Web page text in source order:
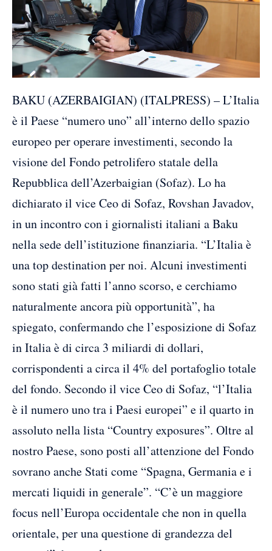
BAKU (AZERBAIGIAN) (ITALPRESS) – L’Italia
è il Paese “numero uno” all’interno dello spazio
europeo per operare investimenti, secondo la
visione del Fondo petrolifero statale della
Repubblica dell’Azerbaigian (Sofaz). Lo ha
dichiarato il vice Ceo di Sofaz, Rovshan Javadov,
in un incontro con i giornalisti italiani a Baku
nella sede dell’istituzione finanziaria. “L’Italia è
una top destination per noi. Alcuni investimenti
sono stati già fatti l’anno scorso, e cerchiamo
naturalmente ancora più opportunità”, ha
spiegato, confermando che l’esposizione di Sofaz
in Italia è di circa 3 miliardi di dollari,
corrispondenti a circa il 4% del portafoglio totale
del fondo. Secondo il vice Ceo di Sofaz, “l’Italia
è il numero uno tra i Paesi europei” e il quarto in
assoluto nella lista “Country exposures”. Oltre al
nostro Paese, sono posti all’attenzione del Fondo
sovrano anche Stati come “Spagna, Germania e i
mercati liquidi in generale”. “C’è un maggiore
focus nell’Europa occidentale che non in quella
orientale, per una questione di grandezza del